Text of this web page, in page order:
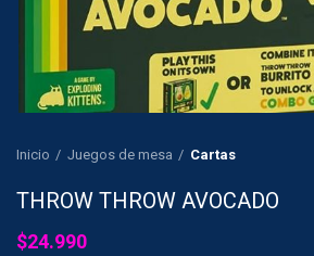
Inicio Juegos de mesa Cartas
THROW THROW AVOCADO
$24.990